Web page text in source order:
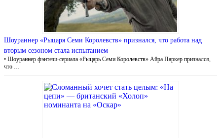
Шоураннер «Рыцаря Семи Королевств» признался, что работа над
вторым сезоном стала испытанием
• Шоураннер фэнтези-сериала «Рыцарь Семи Королевств» Айра Паркер признался,
что …